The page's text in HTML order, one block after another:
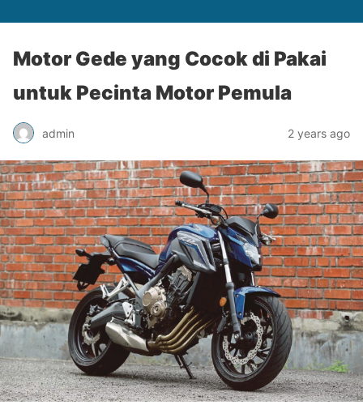
Motor Gede yang Cocok di Pakai
untuk Pecinta Motor Pemula
admin 2 years ago